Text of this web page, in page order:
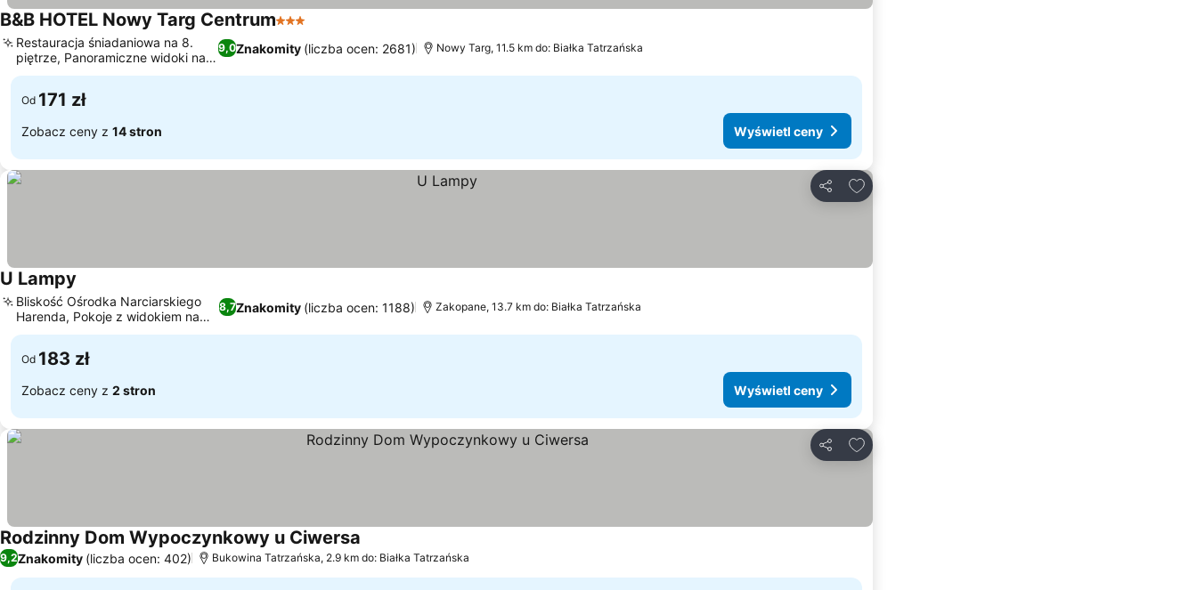
B&B HOTEL Nowy Targ Centrum3 Kategoria
9,0Znakomity (liczba ocen: 2681)
Restauracja śniadaniowa na 8.
piętrze, Panoramiczne widoki na
góry
Nowy Targ, 11.5 km do: Białka Tatrzańska
Od 171 zł
Zobacz ceny z 14 stron Wyświetl ceny
Udostępnij
Dodaj do ulubionych
U Lampy
8,7Znakomity (liczba ocen: 1188)
Bliskość Ośrodka Narciarskiego
Harenda, Pokoje z widokiem na
góry
Zakopane, 13.7 km do: Białka Tatrzańska
Od 183 zł
Zobacz ceny z 2 stron Wyświetl ceny
Udostępnij
Dodaj do ulubionych
Rodzinny Dom Wypoczynkowy u Ciwersa
9,2Znakomity (liczba ocen: 402) Bukowina Tatrzańska, 2.9 km do: Białka Tatrzańska